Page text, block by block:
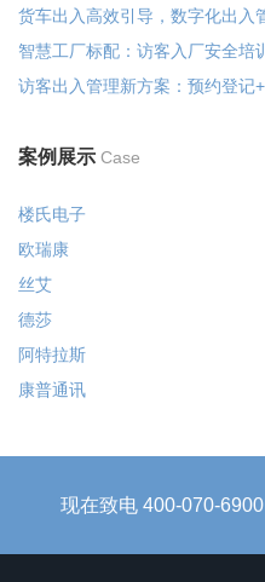
货车出入高效引导，数字化出入
智慧工厂标配：访客入厂安全培
访客出入管理新方案：预约登记+
案例展示 Case
楼氏电子
欧瑞康
丝艾
德莎
阿特拉斯
康普通讯
现在致电 400-070-